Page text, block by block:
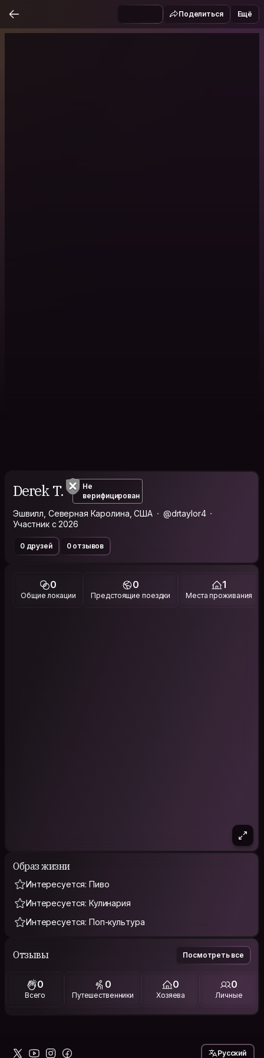
Поделиться Ещё
Derek T.
Не
верифицирован
Эшвилл, Северная Каролина, США
@drtaylor4
Участник с 2026
0 друзей 0 отзывов
0
Общие локации
0
Предстоящие поездки
1
Места проживания
Образ жизни
Интересуется: Пиво
Интересуется: Кулинария
Интересуется: Поп-культура
Отзывы Посмотреть все
0
Всего
0
Путешественники
0
Хозяева
0
Личные
Русский